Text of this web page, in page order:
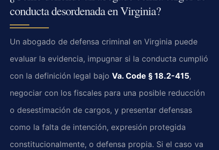
conducta desordenada en Virginia?
Un abogado de defensa criminal en Virginia puede
evaluar la evidencia, impugnar si la conducta cumplió
con la definición legal bajo Va. Code § 18.2-415,
negociar con los fiscales para una posible reducción
o desestimación de cargos, y presentar defensas
como la falta de intención, expresión protegida
constitucionalmente, o defensa propia. Si el caso va